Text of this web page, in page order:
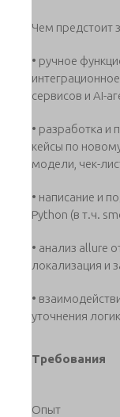
Чем предстоит
• ручное
сервисов и AI-
• разработка и
кейсы по
модели, чек-
• написание и
Python (в т.ч.
• анализ allure
локализация и
•
уточнения
Требования
Опыт